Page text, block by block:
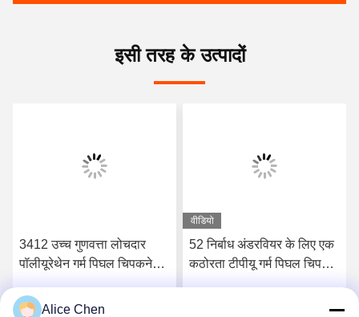
इसी तरह के उत्पादों
3412 उच्च गुणवत्ता लोचदार
पॉलीयूरेथेन गर्म पिघल चिपकने
वीडियो
52 निर्बाध अंडरवियर के लिए एक
कठोरता टीपीयू गर्म पिघल चिपकने
Alice Chen